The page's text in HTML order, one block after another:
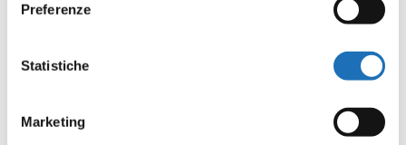
Preferenze
Statistiche
Marketing
Opere della